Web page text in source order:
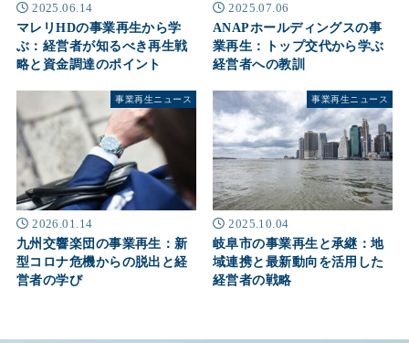
2025.06.14
マレリHDの事業再生から学
ぶ：経営者が知るべき再生戦
略と資金調達のポイント
2025.07.06
ANAPホールディングスの事
業再生：トップ交代から学ぶ
経営者への教訓
事業再生ニュース
2026.01.14
九州交響楽団の事業再生：新
型コロナ危機からの脱出と経
営者の学び
事業再生ニュース
2025.10.04
岐阜市の事業再生と承継：地
域連携と最新動向を活用した
経営者の戦略